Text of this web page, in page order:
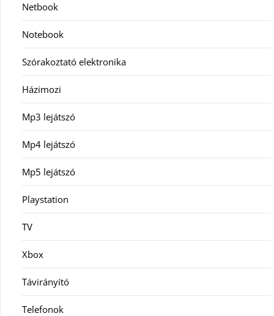
Netbook
Notebook
Szórakoztató elektronika
Házimozi
Mp3 lejátszó
Mp4 lejátszó
Mp5 lejátszó
Playstation
TV
Xbox
Távirányító
Telefonok